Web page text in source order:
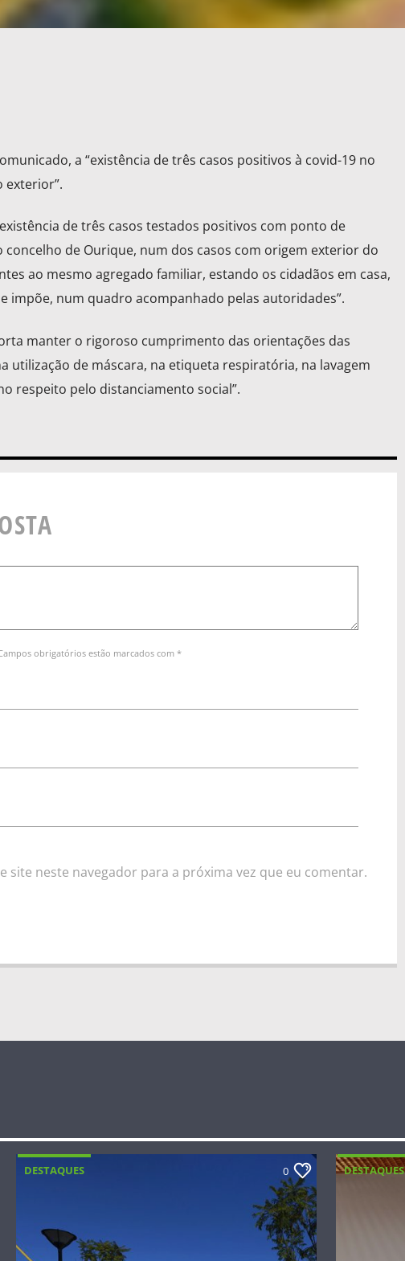
a “existência de três casos positivos à covid-19 no
de três casos testados positivos com ponto de
de Ourique, num dos casos com origem exterior do
ao mesmo agregado familiar, estando os cidadãos em casa,
impõe, num quadro acompanhado pelas autoridades”.
manter o rigoroso cumprimento das orientações das
utilização de máscara, na etiqueta respiratória, na lavagem
respeito pelo distanciamento social”.
obrigatórios estão marcados com *
site neste navegador para a próxima vez que eu comentar.
DESTAQUES 0 DESTAQUES